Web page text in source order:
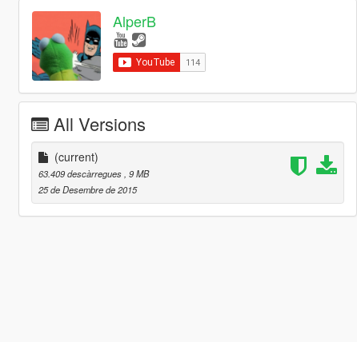
AlperB
All Versions
(current)
63.409 descàrregues , 9 MB
25 de Desembre de 2015